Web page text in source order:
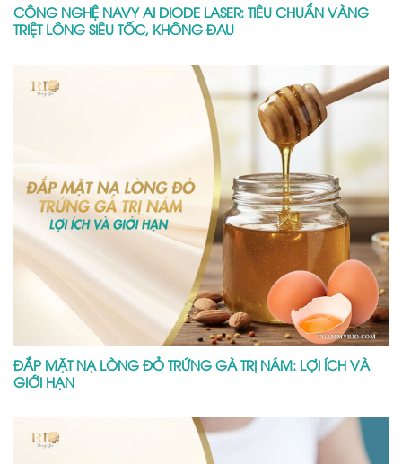
CÔNG NGHỆ NAVY AI DIODE LASER: TIÊU CHUẨN VÀNG
TRIỆT LÔNG SIÊU TỐC, KHÔNG ĐAU
ĐẮP MẶT NẠ LÒNG ĐỎ TRỨNG GÀ TRỊ NÁM: LỢI ÍCH VÀ
GIỚI HẠN